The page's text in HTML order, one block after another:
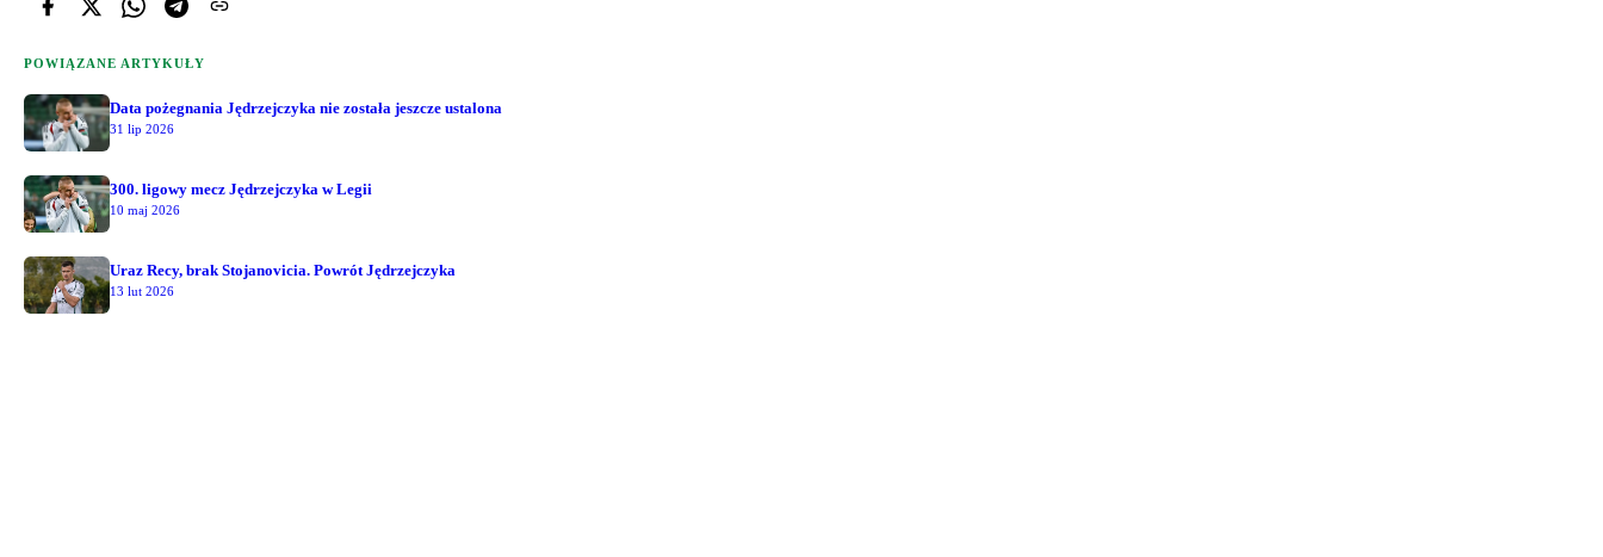
POWIĄZANE ARTYKUŁY
Data pożegnania Jędrzejczyka nie została jeszcze ustalona
31 lip 2026
300. ligowy mecz Jędrzejczyka w Legii
10 maj 2026
Uraz Recy, brak Stojanovicia. Powrót Jędrzejczyka
13 lut 2026